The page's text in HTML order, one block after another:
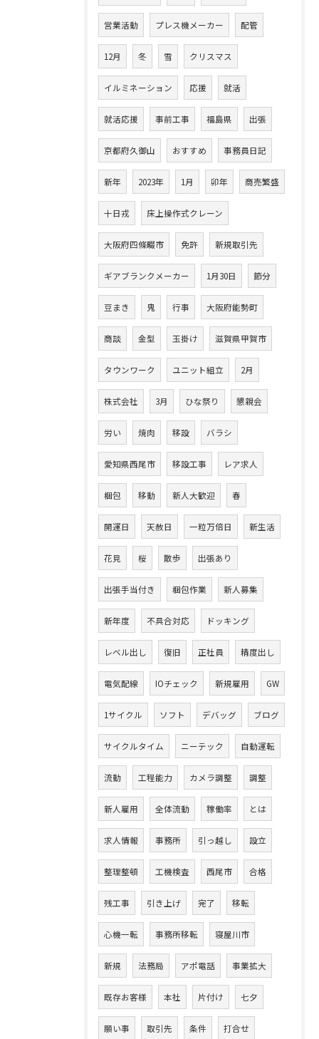
営業活動 プレス機メーカー 配管
12月 冬 雪 クリスマス
イルミネーション 応援 就活
就活応援 事前工事 福島県 出張
京都府久御山 おすすめ 事務員日記
新年 2023年 1月 卯年 商売繁盛
十日戎 床上操作式クレーン
大阪府四條畷市 免許 新規取引先
ギアブランクメーカー 1月30日 節分
豆まき 鬼 行事 大阪府能勢町
商談 金型 玉掛け 滋賀県甲賀市
タウンワーク ユニット組立 2月
株式会社 3月 ひな祭り 懇親会
労い 焼肉 移設 バラシ
愛知県西尾市 移設工事 レア求人
梱包 移動 新人大歓迎 春
開運日 天赦日 一粒万倍日 新生活
花見 桜 散歩 出張あり
出張手当付き 梱包作業 新人募集
新年度 不具合対応 ドッキング
レベル出し 復旧 正社員 精度出し
電気配線 IOチェック 新規雇用 GW
1サイクル ソフト デバッグ ブログ
サイクルタイム ニーテック 自動運転
流動 工程能力 カメラ調整 調整
新人雇用 全体流動 稼働率 とは
求人情報 事務所 引っ越し 設立
整理整頓 工機検査 西尾市 合格
残工事 引き上げ 完了 移転
心機一転 事務所移転 寝屋川市
新規 法務局 アポ電話 事業拡大
既存お客様 本社 片付け 七夕
願い事 取引先 条件 打合せ